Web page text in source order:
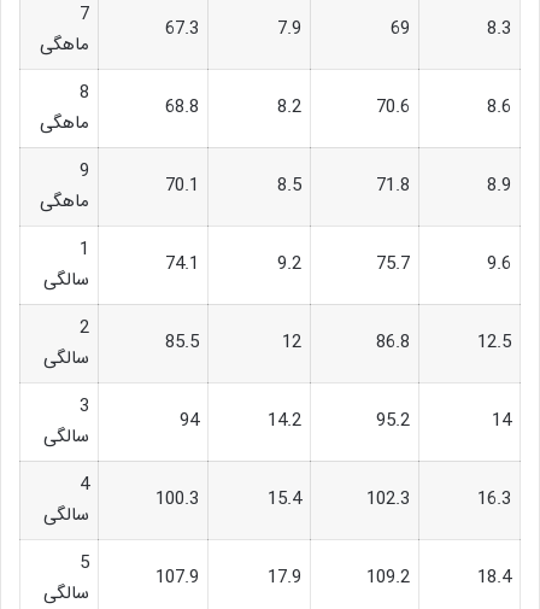
8.3
69
7.9
67.3
7
ماهگی
8.6
70.6
8.2
68.8
8
ماهگی
8.9
71.8
8.5
70.1
9
ماهگی
9.6
75.7
9.2
74.1
1
سالگی
12.5
86.8
12
85.5
2
سالگی
14
95.2
14.2
94
3
سالگی
16.3
102.3
15.4
100.3
4
سالگی
18.4
109.2
17.9
107.9
5
سالگی